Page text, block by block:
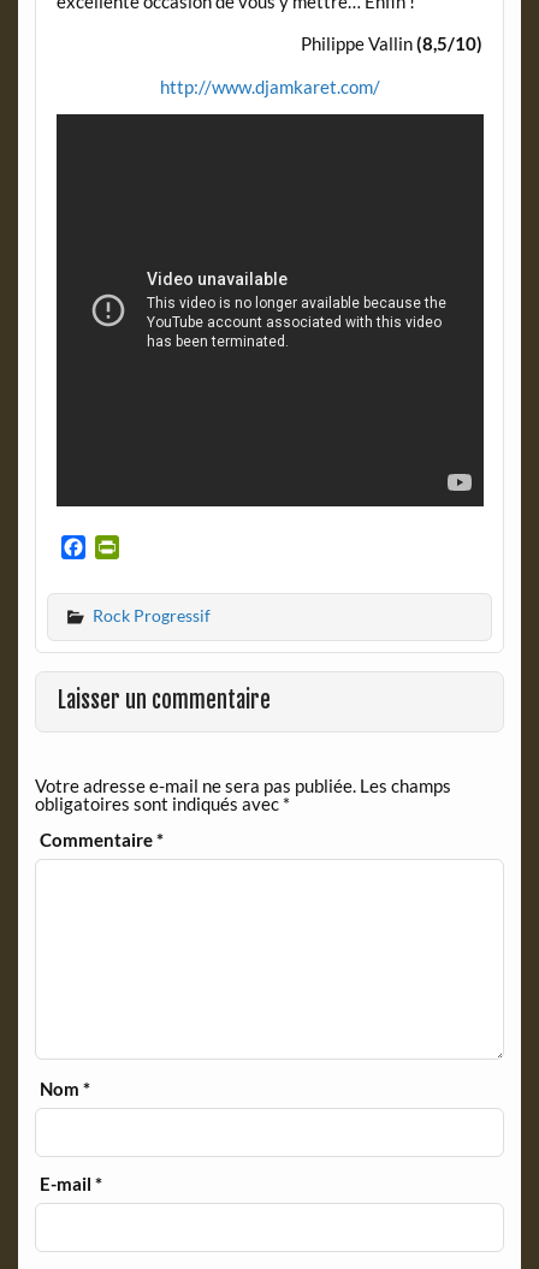
Philippe Vallin(8,5/10)
http://www.djamkaret.com/
c
e
b
o
o
k
i
n
t
F
r
e
d
l
y
Rock Progressif
Laisser un commentaire
Votre adresse e-mail ne sera pas publiée. Les champs
obligatoires sont indiqués avec *
Commentaire*
Nom*
E-mail*